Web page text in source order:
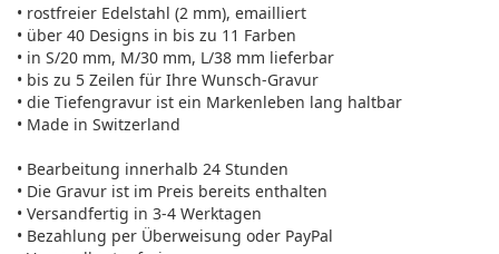
• rostfreier Edelstahl (2 mm), emailliert
• über 40 Designs in bis zu 11 Farben
• in S/20 mm, M/30 mm, L/38 mm lieferbar
• bis zu 5 Zeilen für Ihre Wunsch-Gravur
• die Tiefengravur ist ein Markenleben lang haltbar
• Made in Switzerland
• Bearbeitung innerhalb 24 Stunden
• Die Gravur ist im Preis bereits enthalten
• Versandfertig in 3-4 Werktagen
• Bezahlung per Überweisung oder PayPal